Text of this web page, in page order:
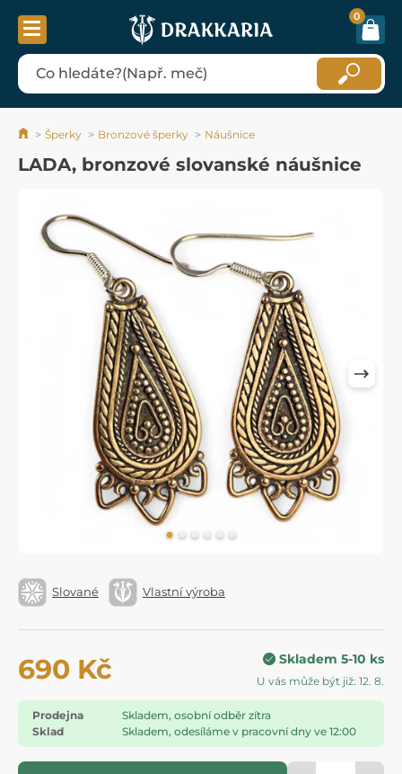
0
Šperky Bronzové šperky Náušnice
LADA, bronzové slovanské náušnice
Slované Vlastní výroba
690 Kč Skladem 5-10 ks
U vás může být již: 12. 8.
Prodejna
Skladem, osobní odběr zítra
Sklad
Skladem, odesíláme v pracovní dny ve 12:00